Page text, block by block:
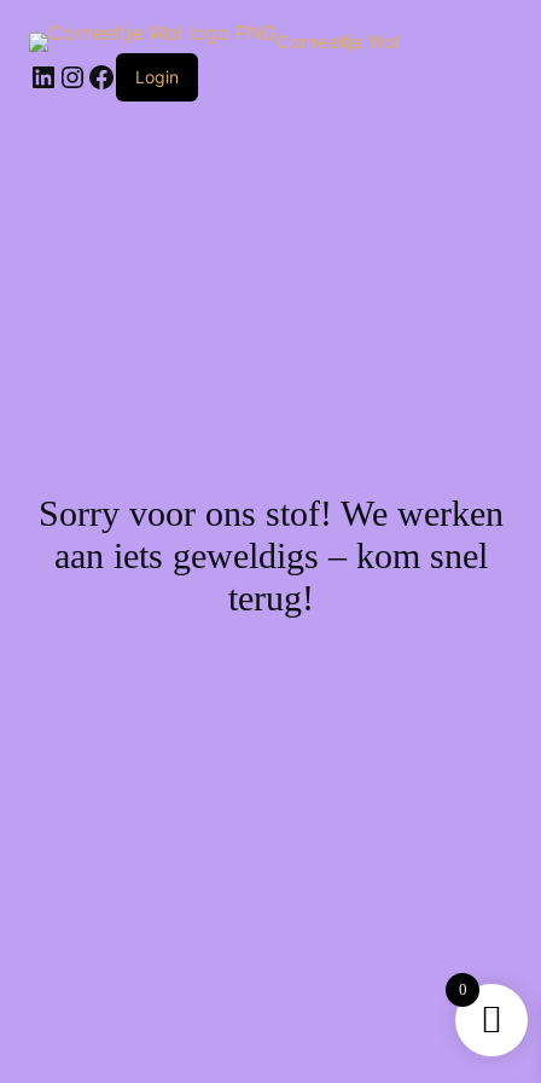
naar
inhoud
Corneeltje Wol
LinkedIn
Instagram
Facebook
Login
Sorry voor ons stof! We werken
aan iets geweldigs – kom snel
terug!
0